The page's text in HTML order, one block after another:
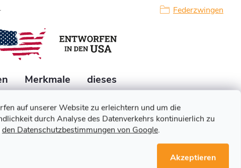
auf unserer Website zu erleichtern und um die
durch Analyse des Datenverkehrs kontinuierlich zu
den Datenschutzbestimmungen von Google.
Akzeptieren
Merkmale dieses
und "T" Verbindungen
und Aluminiumguss
Federzwingen